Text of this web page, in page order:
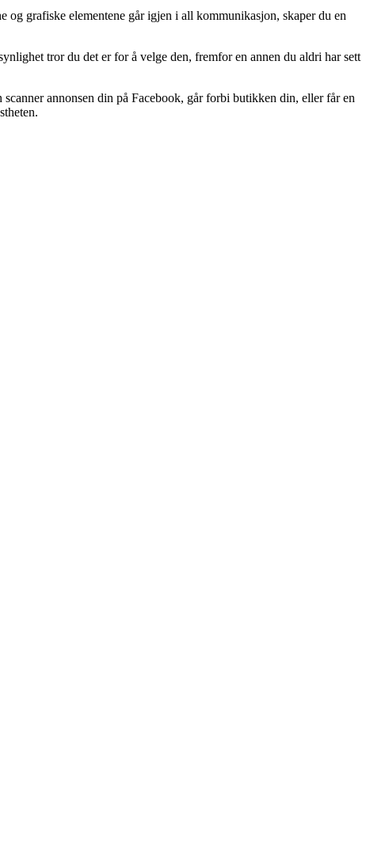
grafiske elementene går igjen i all kommunikasjon, skaper du en
tror du det er for å velge den, fremfor en annen du aldri har sett
annonsen din på Facebook, går forbi butikken din, eller får en